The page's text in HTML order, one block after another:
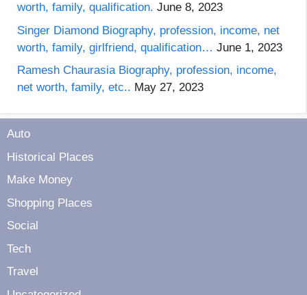
worth, family, qualification. June 8, 2023
Singer Diamond Biography, profession, income, net
worth, family, girlfriend, qualification… June 1, 2023
Ramesh Chaurasia Biography, profession, income,
net worth, family, etc.. May 27, 2023
Auto
Historical Places
Make Money
Shopping Places
Social
Tech
Travel